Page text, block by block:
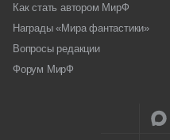
Как стать автором МирФ
Награды «Мира фантастики»
Вопросы редакции
Форум МирФ